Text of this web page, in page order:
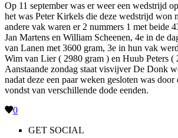
Op 11 september was er weer een wedstrijd
het was Peter Kirkels die deze wedstrijd won
andere vak waren er 2 nummers 1 met beide
Jan Martens en William Scheenen, 4e in de
van Lanen met 3600 gram, 3e in hun vak
Wim van Lier ( 2980 gram ) en Huub Peters (
Aanstaande zondag staat visvijver De Donk
nadat deze een paar weken gesloten was door
vondst van verschillende dode eenden.
0
GET SOCIAL